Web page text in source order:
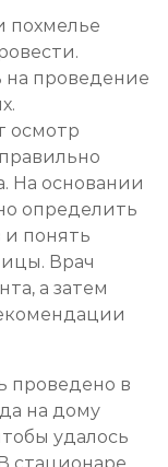
похмелье
проведение
осмотр
На основании
определить
и понять
Врач
а затем
проведено в
на дому
удалось